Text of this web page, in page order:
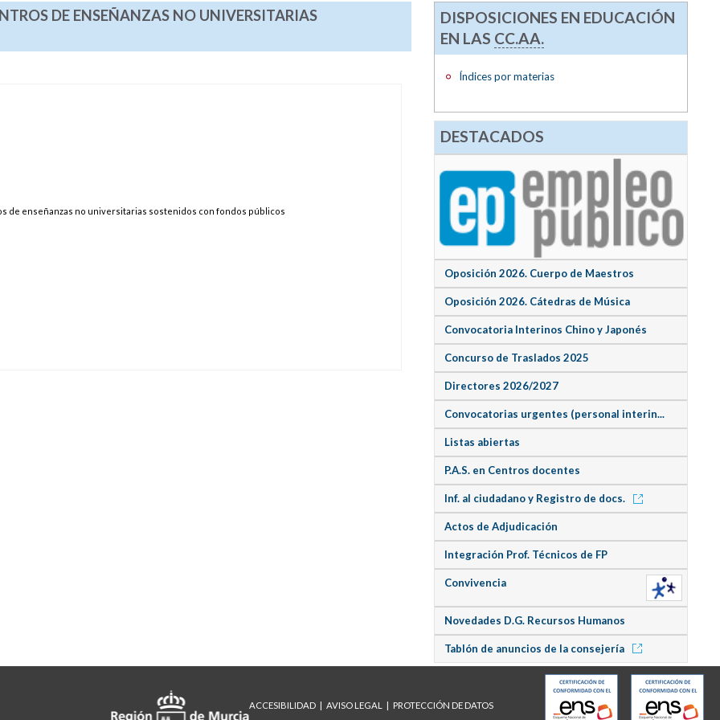
DE ENSEÑANZAS NO UNIVERSITARIAS
de enseñanzas no universitarias sostenidos con fondos públicos
DISPOSICIONES EN EDUCACIÓN
EN LAS CC.AA.
Índices por materias
DESTACADOS
Oposición 2026. Cuerpo de Maestros
Oposición 2026. Cátedras de Música
Convocatoria Interinos Chino y Japonés
Concurso de Traslados 2025
Directores 2026/2027
Convocatorias urgentes (personal interin...
Listas abiertas
P.A.S. en Centros docentes
Inf. al ciudadano y Registro de docs.
Actos de Adjudicación
Integración Prof. Técnicos de FP
Convivencia
Novedades D.G. Recursos Humanos
Tablón de anuncios de la consejería
ACCESIBILIDAD AVISO LEGAL PROTECCIÓN DE DATOS